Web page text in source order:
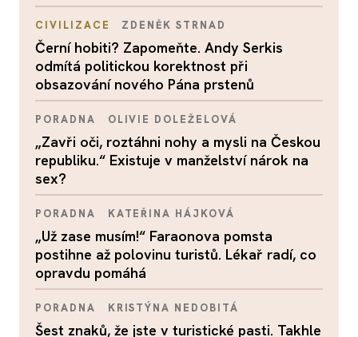
CIVILIZACE ZDENĚK STRNAD
Černí hobiti? Zapomeňte. Andy Serkis
odmítá politickou korektnost při
obsazování nového Pána prstenů
PORADNA OLIVIE DOLEŽELOVÁ
„Zavři oči, roztáhni nohy a mysli na Českou
republiku.“ Existuje v manželství nárok na
sex?
PORADNA KATEŘINA HÁJKOVÁ
„Už zase musím!“ Faraonova pomsta
postihne až polovinu turistů. Lékař radí, co
opravdu pomáhá
PORADNA KRISTÝNA NEDOBITÁ
Šest znaků, že jste v turistické pasti. Takhle